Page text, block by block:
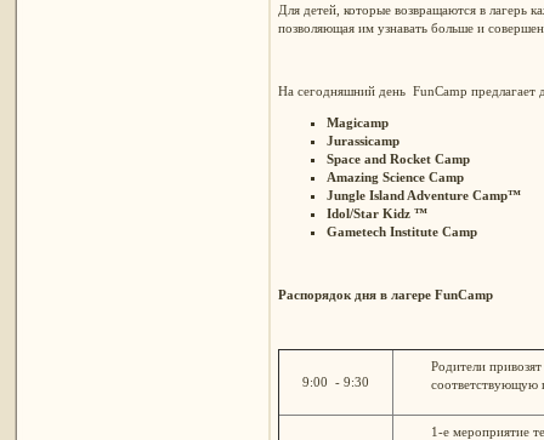
Для детей, которые возвращаются в лагерь
позволяющая им узнавать больше и
На сегодняшний день FunCamp предлагает
Magicamp
Jurassicamp
Space and Rocket Camp
Amazing Science Camp
Jungle Island Adventure Camp™
Idol/Star Kidz ™
Gametech Institute Camp
Распорядок дня в лагере FunCamp
9:00 - 9:30
Родители
соответствующую
1-е мероприятие